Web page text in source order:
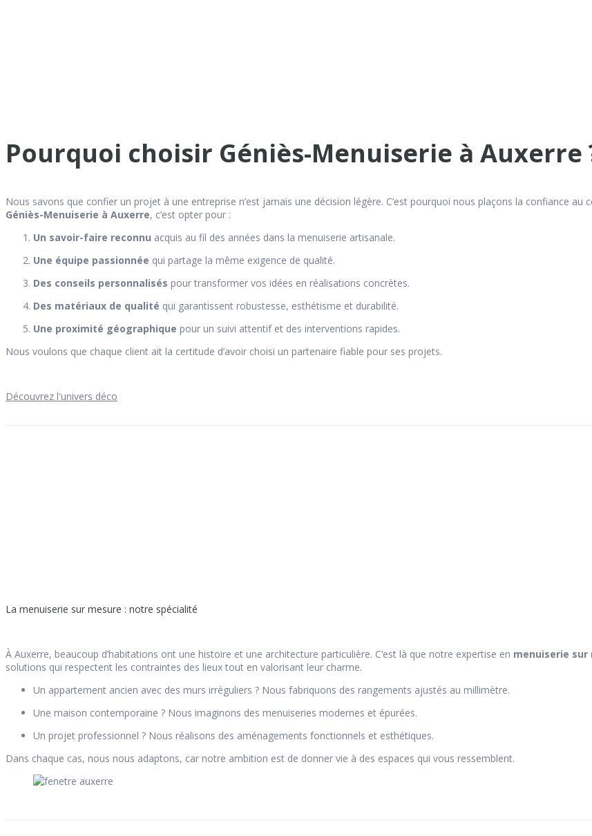
Pourquoi choisir Géniès-Menuiserie à Auxerre
Nous savons que confier un projet à une entreprise n’est jamais une décision légère. C’est pourquoi nous plaçons la confiance
Géniès-Menuiserie à Auxerre, c’est opter pour :
Un savoir-faire reconnu acquis au fil des années dans la menuiserie artisanale.
Une équipe passionnée qui partage la même exigence de qualité.
Des conseils personnalisés pour transformer vos idées en réalisations concrètes.
Des matériaux de qualité qui garantissent robustesse, esthétisme et durabilité.
Une proximité géographique pour un suivi attentif et des interventions rapides.
Nous voulons que chaque client ait la certitude d’avoir choisi un partenaire fiable pour ses projets.
Découvrez l'univers déco
La menuiserie sur mesure : notre spécialité
À Auxerre, beaucoup d’habitations ont une histoire et une architecture particulière. C’est là que notre expertise en menuiserie sur
solutions qui respectent les contraintes des lieux tout en valorisant leur charme.
Un appartement ancien avec des murs irréguliers ? Nous fabriquons des rangements ajustés au millimètre.
Une maison contemporaine ? Nous imaginons des menuiseries modernes et épurées.
Un projet professionnel ? Nous réalisons des aménagements fonctionnels et esthétiques.
Dans chaque cas, nous nous adaptons, car notre ambition est de donner vie à des espaces qui vous ressemblent.